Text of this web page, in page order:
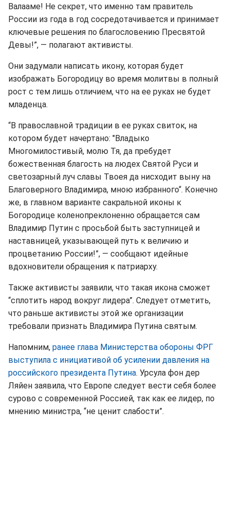
Валааме! Не секрет, что именно там правитель
России из года в год сосредотачивается и принимает
ключевые решения по благословению Пресвятой
Девы!”, — полагают активисты.
Они задумали написать икону, которая будет
изображать Богородицу во время молитвы в полный
рост с тем лишь отличием, что на ее руках не будет
младенца.
“В православной традиции в ее руках свиток, на
котором будет начертано: "Владыко
Многомилостивый, молю Тя, да пребудет
божественная благость на людех Святой Руси и
светозарный луч славы Твоея да нисходит выну на
Благоверного Владимира, мною избранного“. Конечно
же, в главном варианте сакральной иконы к
Богородице коленопреклоненно обращается сам
Владимир Путин с просьбой быть заступницей и
наставницей, указывающей путь к величию и
процветанию России!”, — сообщают идейные
вдохновители обращения к патриарху.
Также активисты заявили, что такая икона сможет
“сплотить народ вокруг лидера”. Следует отметить,
что раньше активисты этой же организации
требовали признать Владимира Путина святым.
Напомним, ранее глава Министерства обороны ФРГ
выступила с инициативой об усилении давления на
российского президента Путина. Урсула фон дер
Ляйен заявила, что Европе следует вести себя более
сурово с современной Россией, так как ее лидер, по
мнению министра, “не ценит слабости”.